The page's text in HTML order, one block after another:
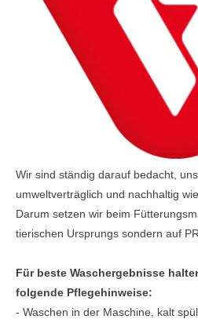
Wir sind ständig darauf bedacht,
umweltverträglich und nachhaltig
Darum setzen wir beim
tierischen Ursprungs sondern auf
Für beste Waschergebnisse
folgende Pflegehinweise:
- Waschen in der Maschine, kalt